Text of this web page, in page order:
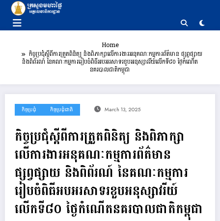
content
Home
កិច្ចប្រជុំស្តីពីការត្រួតពិនិត្យ និងពិភាក្សាលើការងារអនុគណៈកម្មការព័ត៌មាន ផ្សព្វផ្សាយ
និងពិព័រណ៍ នៃគណៈកម្មការរៀបចំពិធីអបអរសាទរខួបអនុស្សាវរីយ៍លើកទី៨០ ថ្ងៃកំណើត
នគរបាលជាតិកម្ពុជា
កិច្ចប្រជុំ កិច្ចប្រជុំជាតិ March 13, 2025
កិច្ចប្រជុំស្តីពីការត្រួតពិនិត្យ និងពិភាក្សា
លើការងារអនុគណៈកម្មការព័ត៌មាន
ផ្សព្វផ្សាយ និងពិព័រណ៍ នៃគណៈកម្មការ
រៀបចំពិធីអបអរសាទរខួបអនុស្សាវរីយ៍
លើកទី៨០ ថ្ងៃកំណើតនគរបាលជាតិកម្ពុជា